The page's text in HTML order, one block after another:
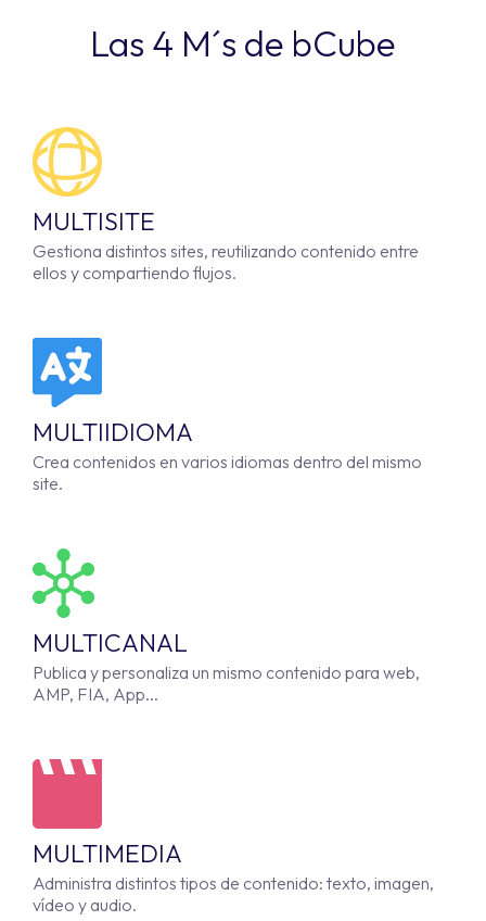
Las 4 M´s de bCube
MULTISITE
Gestiona distintos sites, reutilizando contenido entre
ellos y compartiendo flujos.
MULTIIDIOMA
Crea contenidos en varios idiomas dentro del mismo
site.
MULTICANAL
Publica y personaliza un mismo contenido para web,
AMP, FIA, App...
MULTIMEDIA
Administra distintos tipos de contenido: texto, imagen,
vídeo y audio.